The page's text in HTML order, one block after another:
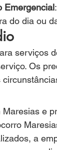
Emergencial
do dia ou
serviços
Os
Maresias e
a